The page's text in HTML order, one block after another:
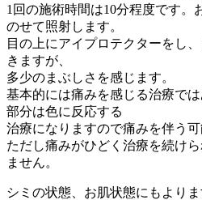
1回の施術時間は10分程度です。
のせて照射します。
目の上にアイプロテクターをし
きますが、
多少のまぶしさを感じます。
基本的には痛みを感じる治療で
部分は色に反応する
治療になりますので痛みを伴う可
ただし痛みがひどく治療を続け
ません。
シミの状態、お肌状態にもより